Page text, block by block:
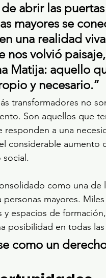
abrir las
mayores se
una realidad
nos volvió
Matija: aquello
y necesario.”
transformadores no
Son aquellos que
a una
considerable aumento
social.
como una de
mayores.
espacios de
posibilidad en todas
como un